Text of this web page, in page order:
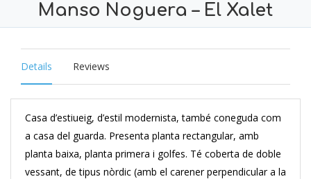
Manso Noguera – El Xalet
Details Reviews
Casa d’estiueig, d’estil modernista, també coneguda com
a casa del guarda. Presenta planta rectangular, amb
planta baixa, planta primera i golfes. Té coberta de doble
vessant, de tipus nòrdic (amb el carener perpendicular a la